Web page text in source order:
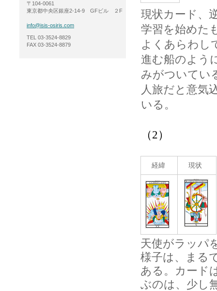
現状カード、
学習を始めた
よくあらわし
進む船のよう
みがついてい
人旅だと意気
いる。
（2）
経緯 現状
天使がラッパ
様子は、まる
ある。カード
ぶのは、少し
〒104-0061
東京都中央区銀座2-14-9 GFビル ２F
info@isis-osiris.com
TEL 03-3524-8829
FAX 03-3524-8879